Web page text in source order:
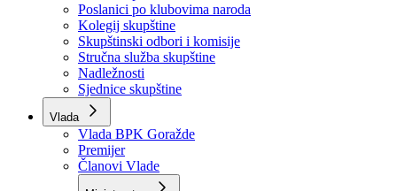
Skupština BPK Goražde
Rukovodstvo
Poslanici po strankama
Poslanici po klubovima naroda
Kolegij skupštine
Skupštinski odbori i komisije
Stručna služba skupštine
Nadležnosti
Sjednice skupštine
Vlada
Vlada BPK Goražde